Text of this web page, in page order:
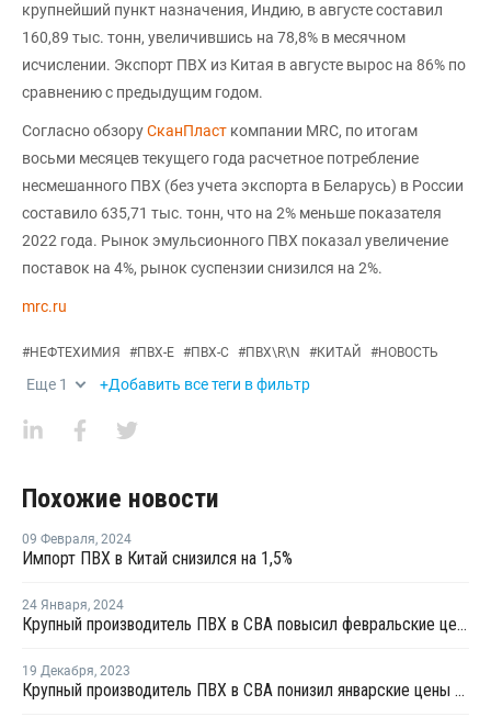
крупнейший пункт назначения, Индию, в августе составил
160,89 тыс. тонн, увеличившись на 78,8% в месячном
исчислении. Экспорт ПВХ из Китая в августе вырос на 86% по
сравнению с предыдущим годом.
Согласно обзоруСканПласт компании MRC, по итогам
восьми месяцев текущего года расчетное потребление
несмешанного ПВХ (без учета экспорта в Беларусь) в России
составило 635,71 тыс. тонн, что на 2% меньше показателя
2022 года. Рынок эмульсионного ПВХ показал увеличение
поставок на 4%, рынок суспензии снизился на 2%.
mrc.ru
#НЕФТЕХИМИЯ #ПВХ-Е #ПВХ-С #ПВХ\R\N #КИТАЙ #НОВОСТЬ
Еще 1 +Добавить все теги в фильтр
Похожие новости
09 Февраля, 2024
Импорт ПВХ в Китай снизился на 1,5%
24 Января, 2024
Крупный производитель ПВХ в СВА повысил февральские цены для поставки в Китай и ЮВА
19 Декабря, 2023
Крупный производитель ПВХ в СВА понизил январские цены для поставки в Китай и ЮВА